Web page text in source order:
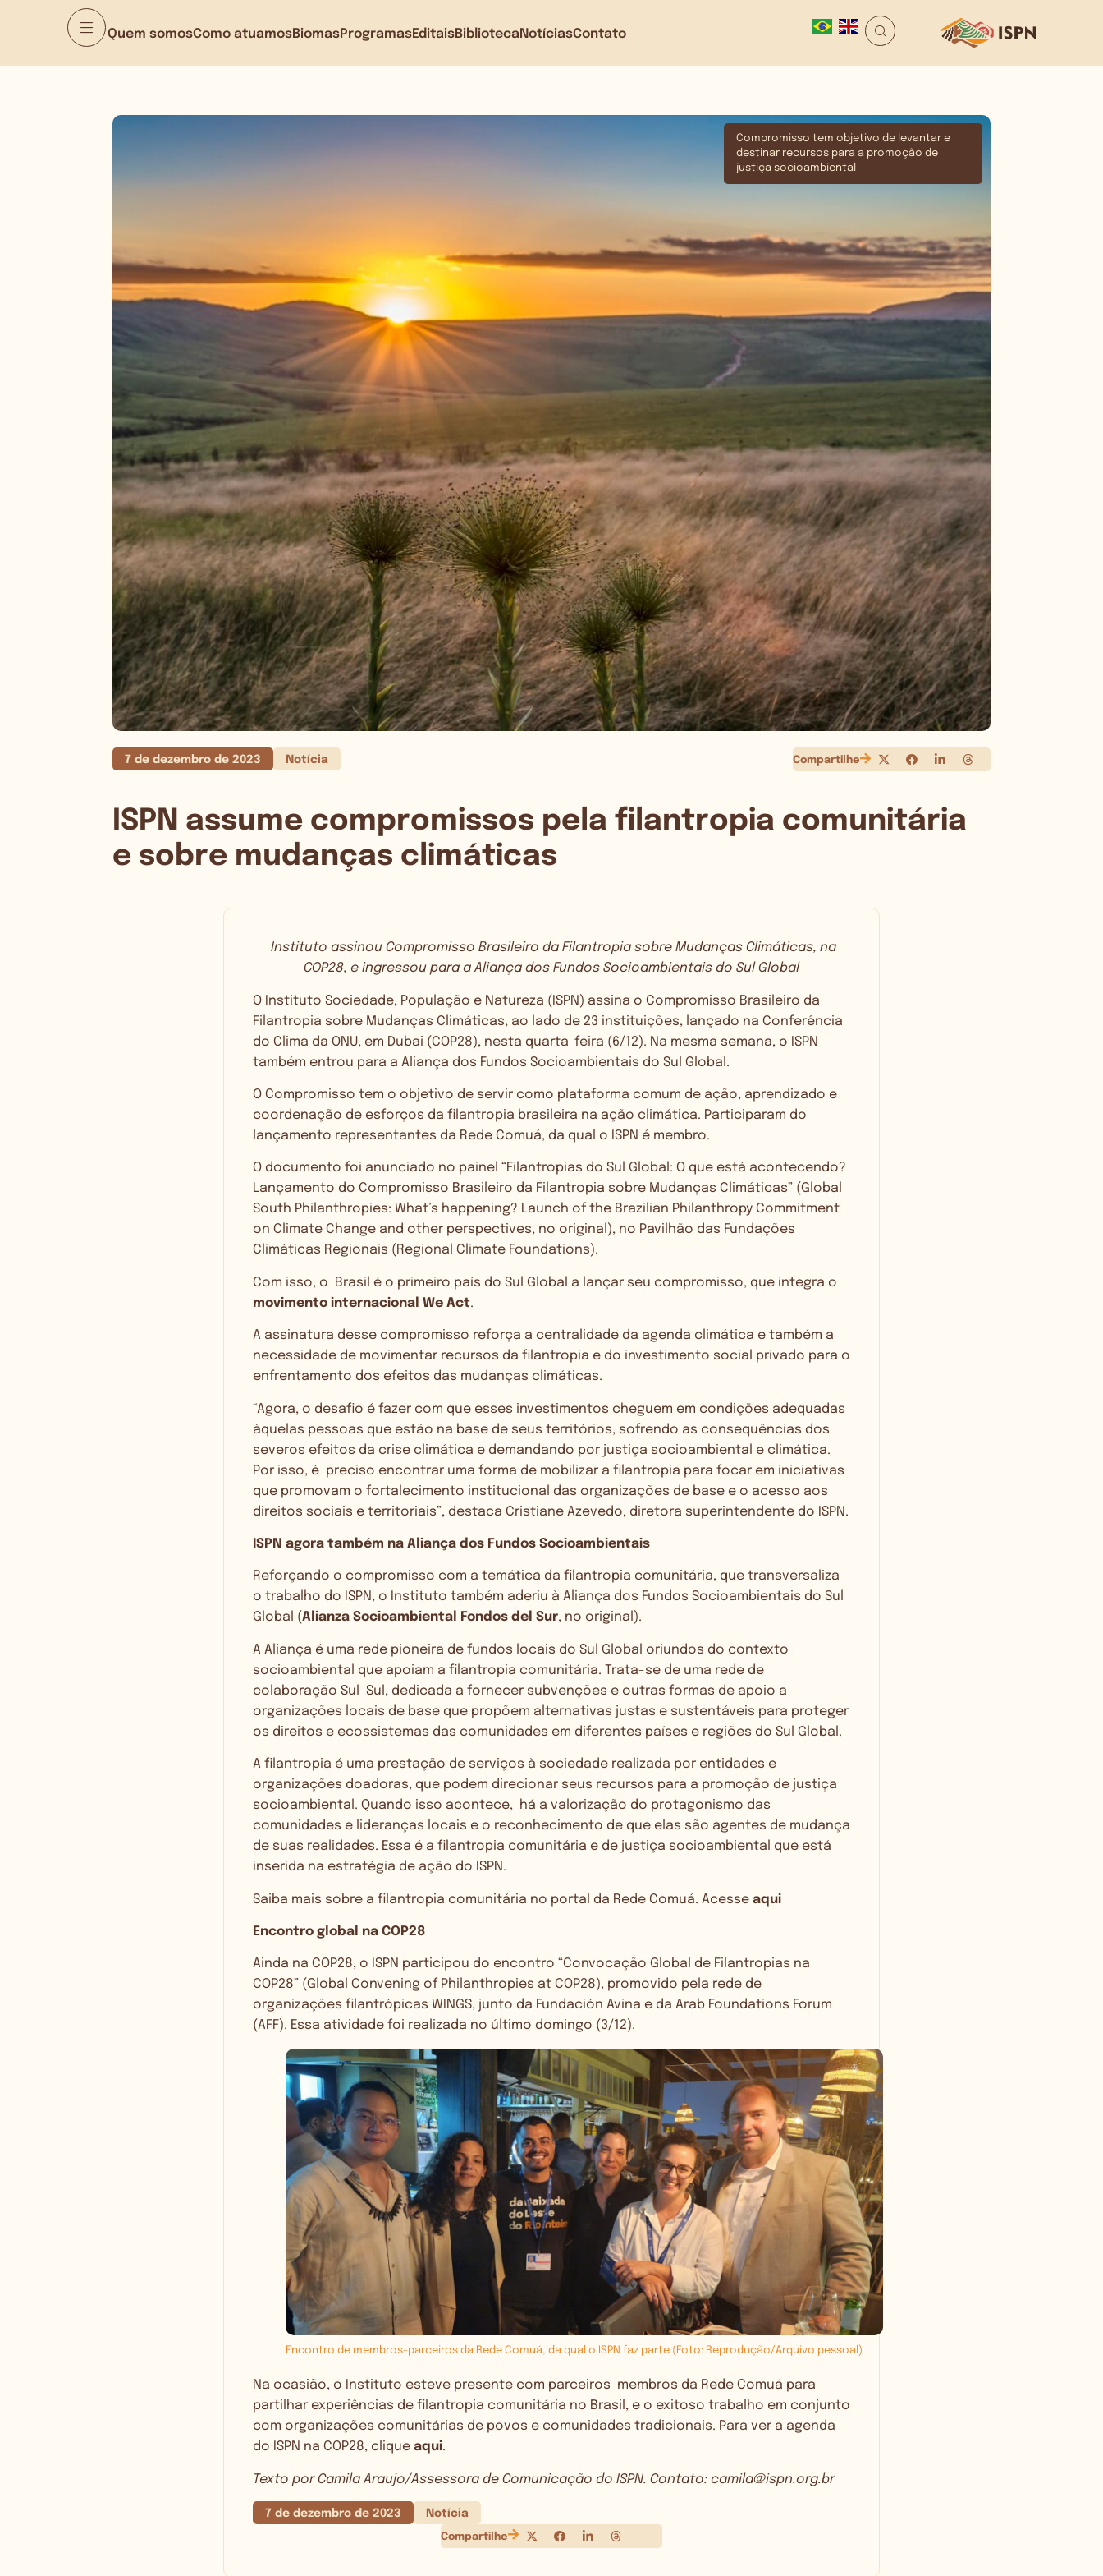
Quem somosComo atuamosBiomasProgramasEditaisBibliotecaNotíciasContato
Compromisso tem objetivo de levantar e
destinar recursos para a promoção de
justiça socioambiental
7 de dezembro de 2023 Notícia Compartilhe
ISPN assume compromissos pela filantropia comunitária
e sobre mudanças climáticas
Instituto assinou Compromisso Brasileiro da Filantropia sobre Mudanças Climáticas, na
COP28, e ingressou para a Aliança dos Fundos Socioambientais do Sul Global
O Instituto Sociedade, População e Natureza (ISPN) assina o Compromisso Brasileiro da
Filantropia sobre Mudanças Climáticas, ao lado de 23 instituições, lançado na Conferência
do Clima da ONU, em Dubai (COP28), nesta quarta-feira (6/12). Na mesma semana, o ISPN
também entrou para a Aliança dos Fundos Socioambientais do Sul Global.
O Compromisso tem o objetivo de servir como plataforma comum de ação, aprendizado e
coordenação de esforços da filantropia brasileira na ação climática. Participaram do
lançamento representantes da Rede Comuá, da qual o ISPN é membro.
O documento foi anunciado no painel “Filantropias do Sul Global: O que está acontecendo?
Lançamento do Compromisso Brasileiro da Filantropia sobre Mudanças Climáticas” (Global
South Philanthropies: What’s happening? Launch of the Brazilian Philanthropy Commitment
on Climate Change and other perspectives, no original), no Pavilhão das Fundações
Climáticas Regionais (Regional Climate Foundations).
Com isso, o Brasil é o primeiro país do Sul Global a lançar seu compromisso, que integra o
movimento internacional We Act.
A assinatura desse compromisso reforça a centralidade da agenda climática e também a
necessidade de movimentar recursos da filantropia e do investimento social privado para o
enfrentamento dos efeitos das mudanças climáticas.
“Agora, o desafio é fazer com que esses investimentos cheguem em condições adequadas
àquelas pessoas que estão na base de seus territórios, sofrendo as consequências dos
severos efeitos da crise climática e demandando por justiça socioambiental e climática.
Por isso, é preciso encontrar uma forma de mobilizar a filantropia para focar em iniciativas
que promovam o fortalecimento institucional das organizações de base e o acesso aos
direitos sociais e territoriais”, destaca Cristiane Azevedo, diretora superintendente do ISPN.
ISPN agora também na Aliança dos Fundos Socioambientais
Reforçando o compromisso com a temática da filantropia comunitária, que transversaliza
o trabalho do ISPN, o Instituto também aderiu à Aliança dos Fundos Socioambientais do Sul
Global (Alianza Socioambiental Fondos del Sur, no original).
A Aliança é uma rede pioneira de fundos locais do Sul Global oriundos do contexto
socioambiental que apoiam a filantropia comunitária. Trata-se de uma rede de
colaboração Sul-Sul, dedicada a fornecer subvenções e outras formas de apoio a
organizações locais de base que propõem alternativas justas e sustentáveis ​​para proteger
os direitos e ecossistemas das comunidades em diferentes países e regiões do Sul Global.
A filantropia é uma prestação de serviços à sociedade realizada por entidades e
organizações doadoras, que podem direcionar seus recursos para a promoção de justiça
socioambiental. Quando isso acontece, há a valorização do protagonismo das
comunidades e lideranças locais e o reconhecimento de que elas são agentes de mudança
de suas realidades. Essa é a filantropia comunitária e de justiça socioambiental que está
inserida na estratégia de ação do ISPN.
Saiba mais sobre a filantropia comunitária no portal da Rede Comuá. Acesse aqui
Encontro global na COP28
Ainda na COP28, o ISPN participou do encontro “Convocação Global de Filantropias na
COP28” (Global Convening of Philanthropies at COP28), promovido pela rede de
organizações filantrópicas WINGS, junto da Fundación Avina e da Arab Foundations Forum
(AFF). Essa atividade foi realizada no último domingo (3/12).
Encontro de membros-parceiros da Rede Comuá, da qual o ISPN faz parte (Foto: Reprodução/Arquivo pessoal)
Na ocasião, o Instituto esteve presente com parceiros-membros da Rede Comuá para
partilhar experiências de filantropia comunitária no Brasil, e o exitoso trabalho em conjunto
com organizações comunitárias de povos e comunidades tradicionais. Para ver a agenda
do ISPN na COP28, clique aqui.
Texto por Camila Araujo/Assessora de Comunicação do ISPN. Contato: camila@ispn.org.br
7 de dezembro de 2023 Notícia
Compartilhe